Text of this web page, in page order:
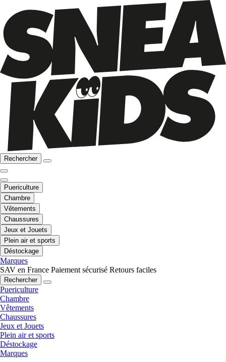
Rechercher
Puericulture
Chambre
Vêtements
Chaussures
Jeux et Jouets
Plein air et sports
Déstockage
Marques
SAV en France Paiement sécurisé Retours faciles
Rechercher
Puericulture
Chambre
Vêtements
Chaussures
Jeux et Jouets
Plein air et sports
Déstockage
Marques